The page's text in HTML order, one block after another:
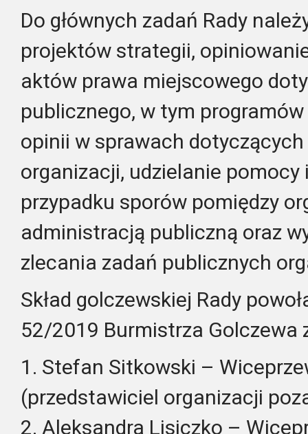
Do głównych zadań Rady
projektów strategii,
aktów prawa miejscowego
publicznego, w tym
opinii w sprawach
organizacji, udzielanie pomocy
przypadku sporów pomiędzy
administracją publiczną oraz
zlecania zadań publicznych
Skład golczewskiej Rady
52/2019 Burmistrza Golczewa
1. Stefan Sitkowski –
(przedstawiciel organizacji
2. Aleksandra Lisiczko –